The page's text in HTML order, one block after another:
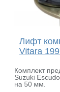
Лифт
Vitara
Комплект
Suzuki
на 50 мм.